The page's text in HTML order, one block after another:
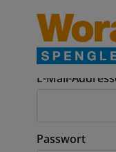
E-Mail-
Passwort